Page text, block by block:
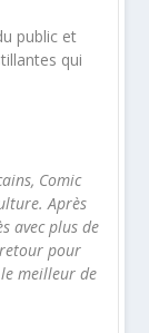
public et
qui
Comic
Après
avec plus de
pour
meilleur de